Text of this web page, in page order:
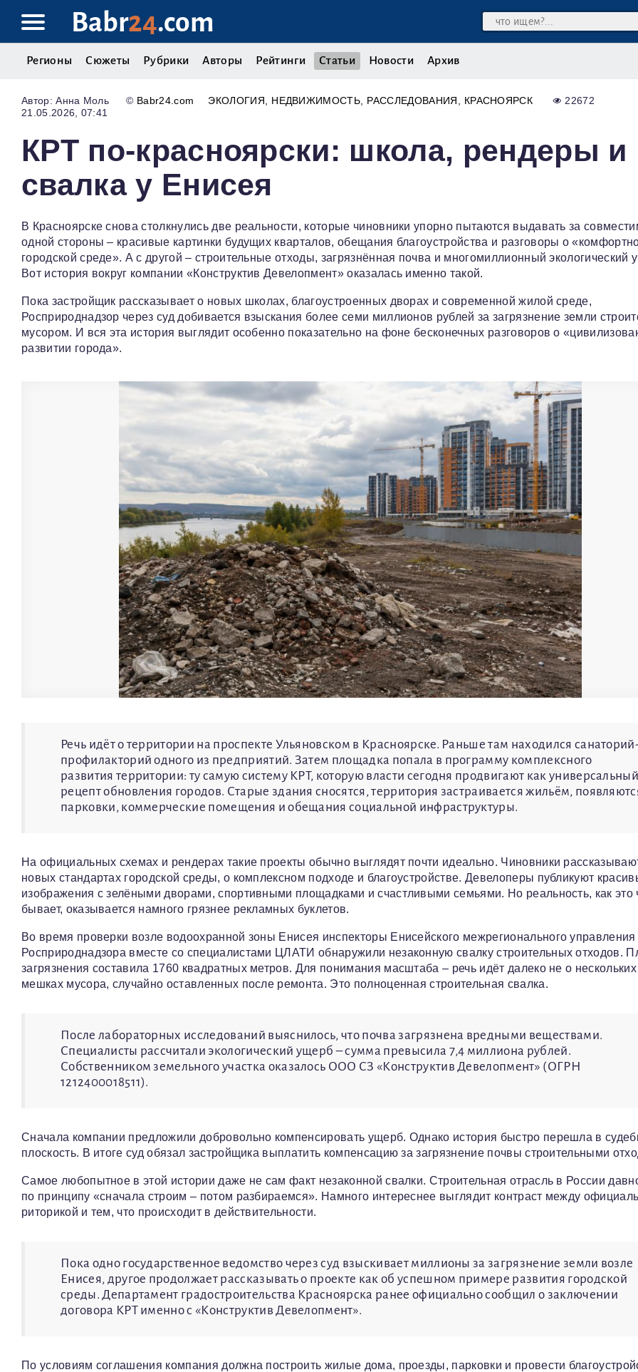
Babr24.com
Регионы Сюжеты Рубрики Авторы Рейтинги Статьи Новости Архив
Анна Моль © Babr24.com ЭКОЛОГИЯ НЕДВИЖИМОСТЬ РАССЛЕДОВАНИЯ КРАСНОЯРСК
22672
21.05.2026, 07:41
КРТ по-красноярски: школа, рендеры и
свалка у Енисея
В Красноярске снова столкнулись две реальности, которые чиновники упорно пытаются выдавать за
одной стороны – красивые картинки будущих кварталов, обещания благоустройства и разговоры о
городской среде». А с другой – строительные отходы, загрязнённая почва и многомиллионный экологический
Вот история вокруг компании «Конструктив Девелопмент» оказалась именно такой.
Пока застройщик рассказывает о новых школах, благоустроенных дворах и современной жилой среде,
Росприроднадзор через суд добивается взыскания более семи миллионов рублей за загрязнение земли
мусором. И вся эта история выглядит особенно показательно на фоне бесконечных разговоров о
развитии города».
Речь идёт о территории на проспекте Ульяновском в Красноярске. Раньше там находился
профилакторий одного из предприятий. Затем площадка попала в программу комплексного
развития территории: ту самую систему КРТ, которую власти сегодня продвигают как универсальный
рецепт обновления городов. Старые здания сносятся, территория застраивается жильём,
парковки, коммерческие помещения и обещания социальной инфраструктуры.
На официальных схемах и рендерах такие проекты обычно выглядят почти идеально. Чиновники
новых стандартах городской среды, о комплексном подходе и благоустройстве. Девелоперы публикуют
изображения с зелёными дворами, спортивными площадками и счастливыми семьями. Но реальность, как это
бывает, оказывается намного грязнее рекламных буклетов.
Во время проверки возле водоохранной зоны Енисея инспекторы Енисейского межрегионального управления
Росприроднадзора вместе со специалистами ЦЛАТИ обнаружили незаконную свалку строительных отходов.
загрязнения составила 1760 квадратных метров. Для понимания масштаба – речь идёт далеко не о нескольких
мешках мусора, случайно оставленных после ремонта. Это полноценная строительная свалка.
После лабораторных исследований выяснилось, что почва загрязнена вредными веществами.
Специалисты рассчитали экологический ущерб – сумма превысила 7,4 миллиона рублей.
Собственником земельного участка оказалось ООО СЗ «Конструктив Девелопмент» (ОГРН
1212400018511).
Сначала компании предложили добровольно компенсировать ущерб. Однако история быстро перешла в
плоскость. В итоге суд обязал застройщика выплатить компенсацию за загрязнение почвы строительными
Самое любопытное в этой истории даже не сам факт незаконной свалки. Строительная отрасль в России
по принципу «сначала строим – потом разбираемся». Намного интереснее выглядит контраст между
риторикой и тем, что происходит в действительности.
Пока одно государственное ведомство через суд взыскивает миллионы за загрязнение земли возле
Енисея, другое продолжает рассказывать о проекте как об успешном примере развития городской
среды. Департамент градостроительства Красноярска ранее официально сообщил о заключении
договора КРТ именно с «Конструктив Девелопмент».
По условиям соглашения компания должна построить жилые дома, проезды, парковки и провести